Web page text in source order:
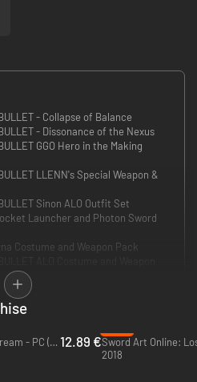
- Collapse of Balance
- Dissonance of the Nexus
GGO Hero in the Making
LLENN's Special Weapon &
Sinon ALO Outfit Set
Launcher and Photon Sword
Costume and Weapon Pack
Complete Upgrade
SAO Kirito Costume - Male
- Betrayal of Comrades
- Ambush of the Imposters
Danbo Head
Sword Art Online Fractured Daydream - PC (Steam) 12.89 €Sword Art Online:
2018